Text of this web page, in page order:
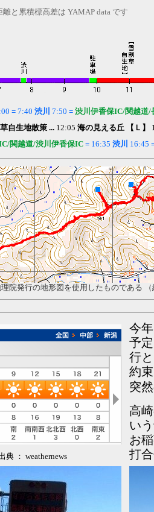
離と累積標高差は YAMAP data です
= 7:40 渋川 7:50 = 渋川伊香保IC/関越道/
自生地散策 ... 12:05 海の見える丘 【Ｌ】
関越道/渋川伊香保IC = 16:35 渋川 16:45
院発行の地形図を使用したものである
今
予
行
約
突
高
い
お
打
典 ： weathernews